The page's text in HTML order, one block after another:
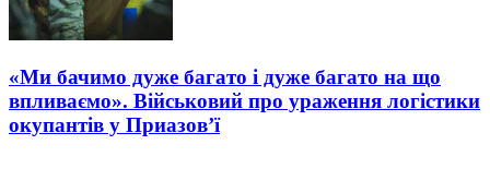
«Ми бачимо дуже багато і дуже багато на що
впливаємо». Військовий про ураження логістики
окупантів у Приазов’ї